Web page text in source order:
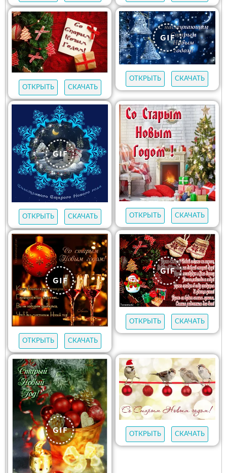
ОТКРЫТЬ СКАЧАТЬ
ОТКРЫТЬ СКАЧАТЬ
ОТКРЫТЬ СКАЧАТЬ ОТКРЫТЬ СКАЧАТЬ
ОТКРЫТЬ СКАЧАТЬ
ОТКРЫТЬ СКАЧАТЬ
ОТКРЫТЬ СКАЧАТЬ